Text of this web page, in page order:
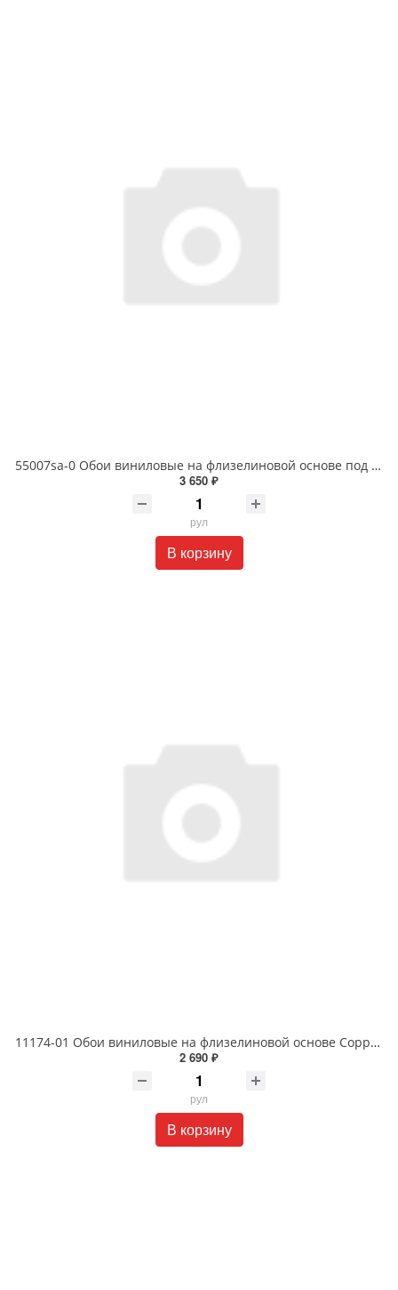
55007sa-0 Обои виниловые на флизелиновой основе под покраску антивандальные 1.06 X 25 м
3 650 ₽
рул
В корзину
11174-01 Обои виниловые на флизелиновой основе Сорренто1.06 X 10м
2 690 ₽
рул
В корзину